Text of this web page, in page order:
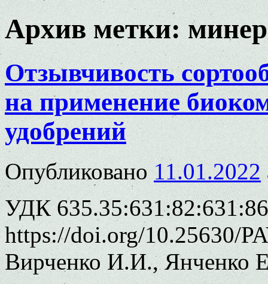
Архив метки:
Отзывчивость
на применение
удобрений
Опубликовано 11.01.2022
УДК 635.35:631:82:631:86
https://doi.org/10.25630/
Вирченко И.И., Янченко